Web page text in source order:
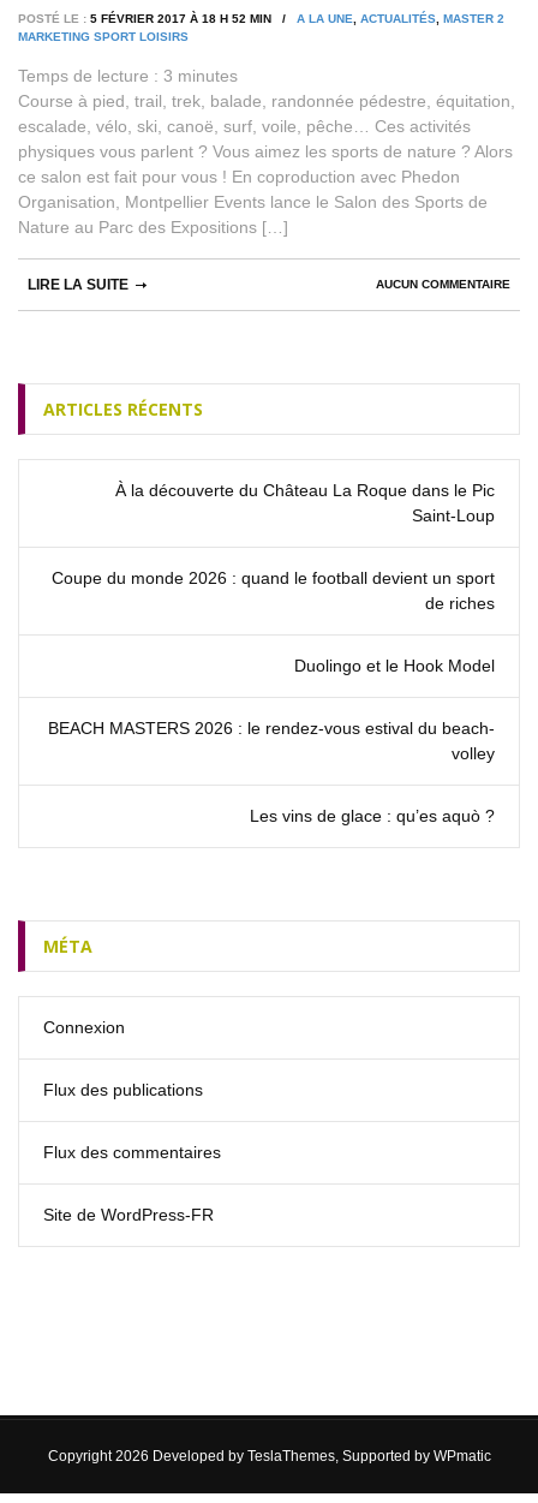
POSTÉ LE : 5 FÉVRIER 2017 À 18 H 52 MIN / A LA UNE, ACTUALITÉS, MASTER 2
MARKETING SPORT LOISIRS
Temps de lecture : 3 minutes
Course à pied, trail, trek, balade, randonnée pédestre, équitation,
escalade, vélo, ski, canoë, surf, voile, pêche… Ces activités
physiques vous parlent ? Vous aimez les sports de nature ? Alors
ce salon est fait pour vous ! En coproduction avec Phedon
Organisation, Montpellier Events lance le Salon des Sports de
Nature au Parc des Expositions […]
AUCUN COMMENTAIRE
LIRE LA SUITE
ARTICLES RÉCENTS
À la découverte du Château La Roque dans le Pic
Saint‑Loup
Coupe du monde 2026 : quand le football devient un sport
de riches
Duolingo et le Hook Model
BEACH MASTERS 2026 : le rendez‑vous estival du beach-
volley
Les vins de glace : qu’es aquò ?
MÉTA
Connexion
Flux des publications
Flux des commentaires
Site de WordPress-FR
Copyright 2026 Developed by TeslaThemes, Supported by WPmatic